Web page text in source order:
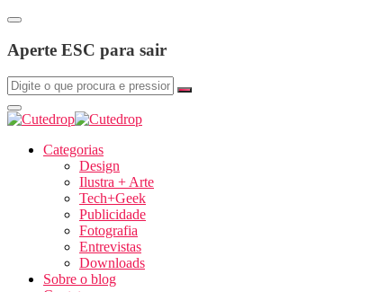
Aperte ESC para sair
Categorias
Design
Ilustra + Arte
Tech+Geek
Publicidade
Fotografia
Entrevistas
Downloads
Sobre o blog